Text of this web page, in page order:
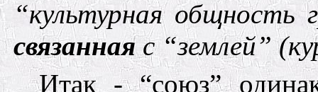
“культурная общность
связаннаяс “землей”
Итак - “союз”